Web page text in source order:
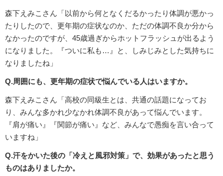
森下えみこさん「以前から何となくだるかったり体調が悪かっ
たりしたので、更年期の症状なのか、ただの体調不良か分から
なかったのですが、45歳過ぎからホットフラッシュが出るよう
になりました。『ついに私も…』と、しみじみとした気持ちに
なりましたね」
Q.周囲にも、更年期の症状で悩んでいる人はいますか。
森下えみこさん「高校の同級生とは、共通の話題になってお
り、みんな多かれ少なかれ体調不良があって悩んでいます。
『肩が痛い』『関節が痛い』など、みんなで愚痴を言い合って
いますね」
Q.汗をかいた後の「冷えと風邪対策」で、効果があったと思う
ものはありましたか。